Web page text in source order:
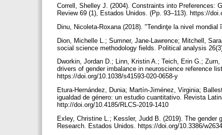
Correll, Shelley J. (2004). Constraints into Preferences:
Review 69 (1), Estados Unidos. (Pp. 93–113). https://
Dinu, Nicoleta-Roxana (2018). "Tendinţe la nivel
Dion, Michelle L.; Sumner, Jane-Lawrence; Mitchell,
social science methodology fields. Political analysis
Dworkin, Jordan D.; Linn, Kristin A.; Teich, Erin G.;
drivers of gender imbalance in neuroscience reference
https://doi.org/10.1038/s41593-020-0658-y
Etura-Hernández, Dunia; Martín-Jiménez, Virginia;
igualdad de género: un estudio cuantitativo. Revista
http://doi.org/10.4185/RLCS-2019-1410
Exley, Christine L.; Kessler, Judd B. (2019). The
Research. Estados Unidos. https://doi.org/10.3386/